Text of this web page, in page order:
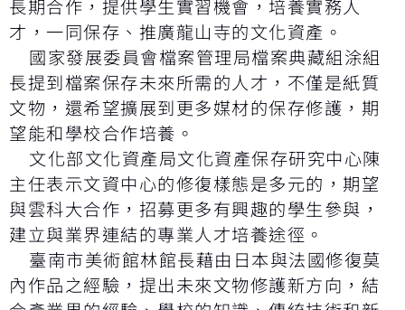
長期合作，提供學生實習機會，培養實務人
才，一同保存、推廣龍山寺的文化資產。
國家發展委員會檔案管理局檔案典藏組涂組
長提到檔案保存未來所需的人才，不僅是紙質
文物，還希望擴展到更多媒材的保存修護，期
望能和學校合作培養。
文化部文化資產局文化資產保存研究中心陳
主任表示文資中心的修復樣態是多元的，期望
與雲科大合作，招募更多有興趣的學生參與，
建立與業界連結的專業人才培養途徑。
臺南市美術館林館長藉由日本與法國修復莫
內作品之經驗，提出未來文物修護新方向，結